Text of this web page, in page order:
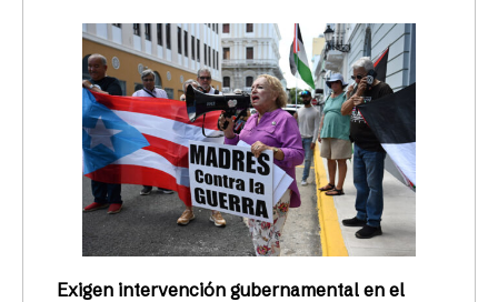
Exigen intervención gubernamental en el